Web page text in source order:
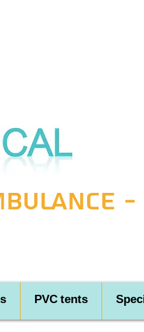
PVC tents